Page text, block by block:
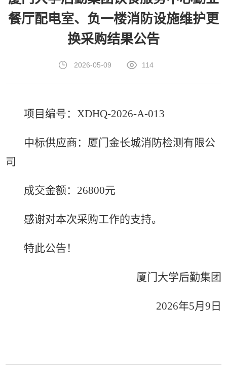
餐厅配电室、负一楼消防设施维护更
换采购结果公告
2026-05-09 114
项目编号：XDHQ-2026-A-013
中标供应商： 厦门金长城消防检测有限公
司
成交金额：26800元
感谢对本次采购工作的支持。
特此公告！
厦门大学后勤集团
2026年5月9日